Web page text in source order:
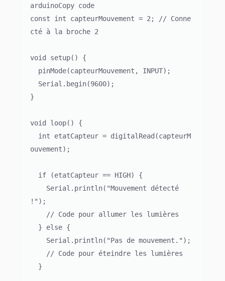
arduinoCopy code
const int capteurMouvement = 2; // Conne
cté à la broche 2
void setup() {
}
void loop() {
ouvement);
!");